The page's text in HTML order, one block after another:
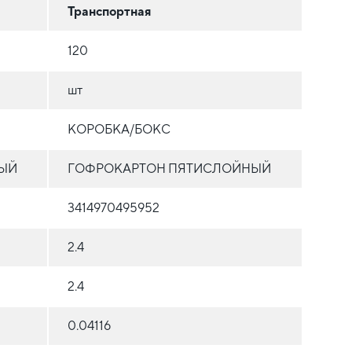
Транспортная
120
шт
КОРОБКА/БОКС
ГОФРОКАРТОН ПЯТИСЛОЙНЫЙ
3414970495952
2.4
2.4
0.04116